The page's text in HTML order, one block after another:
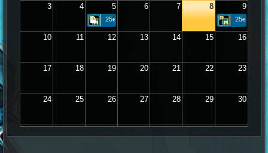
3 4 5 6 7 8 9
25er 25er
10 11 12 13 14 15 16
17 18 19 20 21 22 23
24 25 26 27 28 29 30